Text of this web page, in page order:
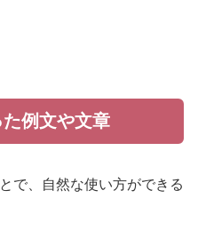
た例文や文章
で、自然な使い方ができる